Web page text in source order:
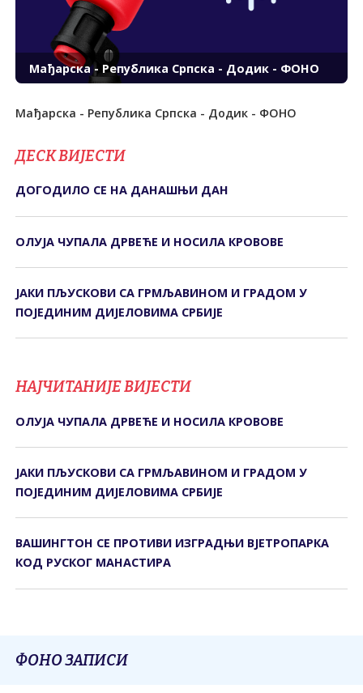
Мађарска - Република Српска - Додик - ФОНО
Мађарска - Република Српска - Додик - ФОНО
ДЕСК ВИЈЕСТИ
ДОГОДИЛО СЕ НА ДАНАШЊИ ДАН
ОЛУЈА ЧУПАЛА ДРВЕЋЕ И НОСИЛА КРОВОВЕ
ЈАКИ ПЉУСКОВИ СА ГРМЉАВИНОМ И ГРАДОМ У
ПОЈЕДИНИМ ДИЈЕЛОВИМА СРБИЈЕ
НАЈЧИТАНИЈЕ ВИЈЕСТИ
ОЛУЈА ЧУПАЛА ДРВЕЋЕ И НОСИЛА КРОВОВЕ
ЈАКИ ПЉУСКОВИ СА ГРМЉАВИНОМ И ГРАДОМ У
ПОЈЕДИНИМ ДИЈЕЛОВИМА СРБИЈЕ
ВАШИНГТОН СЕ ПРОТИВИ ИЗГРАДЊИ ВЈЕТРОПАРКА
КОД РУСКОГ МАНАСТИРА
ФОНО ЗАПИСИ